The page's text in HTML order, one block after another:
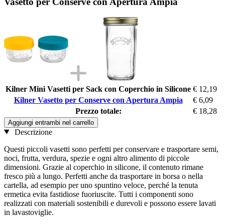
Kilner Mini Vasetti per Sack con Coperchio in Silicone € 12,19
Kilner Vasetto per Conserve con Apertura Ampia
€ 6,09
Prezzo totale:
€ 18,28
Aggiungi entrambi nel carrello
Descrizione
Questi piccoli vasetti sono perfetti per conservare e trasportare semi,
noci, frutta, verdura, spezie e ogni altro alimento di piccole
dimensioni. Grazie al coperchio in silicone, il contenuto rimane
fresco più a lungo. Perfetti anche da trasportare in borsa o nella
cartella, ad esempio per uno spuntino veloce, perché la tenuta
ermetica evita fastidiose fuoriuscite. Tutti i componenti sono
realizzati con materiali sostenibili e durevoli e possono essere lavati
in lavastoviglie.